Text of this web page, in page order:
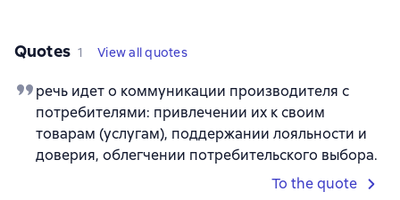
Quotes 1 View all quotes
речь идет о коммуникации производителя с
потребителями: привлечении их к своим
товарам (услугам), поддержании лояльности и
доверия, облегчении потребительского выбора.
To the quote